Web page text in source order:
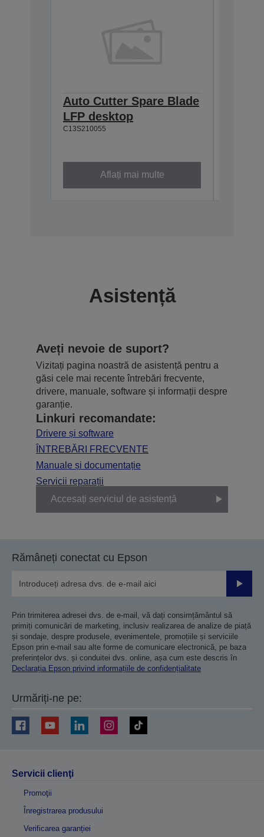
Auto Cutter Spare Blade
LFP desktop
C13S210055
Aflați mai multe
Asistență
Aveți nevoie de suport?
Vizitați pagina noastră de asistență pentru a
găsi cele mai recente întrebări frecvente,
drivere, manuale, software și informații despre
garanție.
Linkuri recomandate:
Drivere și software
ÎNTREBĂRI FRECVENTE
Manuale și documentație
Servicii reparații
Accesați serviciul de asistență
Rămâneți conectat cu Epson
Prin trimiterea adresei dvs. de e-mail, vă dați consimțământul să
primiți comunicări de marketing, inclusiv realizarea de analize de piață
și sondaje, despre produsele, evenimentele, promoțiile și serviciile
Epson prin e-mail sau alte forme de comunicare electronică, pe baza
preferințelor dvs. și conduitei dvs. online, așa cum este descris în
Declarația Epson privind informațiile de confidențialitate
Urmăriți-ne pe:
Servicii clienţi
Promoţii
Înregistrarea produsului
Verificarea garanției